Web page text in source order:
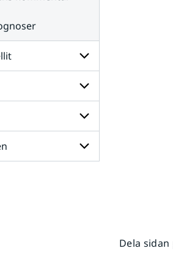
Undersidor
för
Radar
och
satellit
Undersidor
för
Väder
till
havs
Undersidor
för
Dela sidan